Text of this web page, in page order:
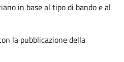
in base al tipo di bando e al
la pubblicazione della